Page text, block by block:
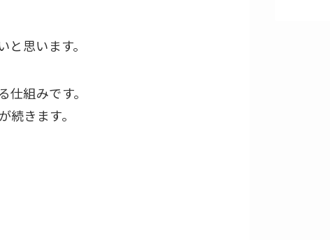
思います。
組みです。
きます。